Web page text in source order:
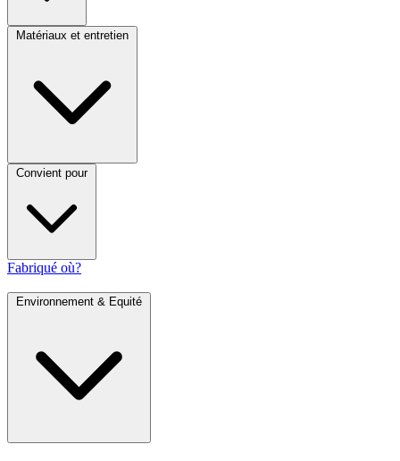
Matériaux et entretien
Convient pour
Fabriqué où?
Environnement & Equité